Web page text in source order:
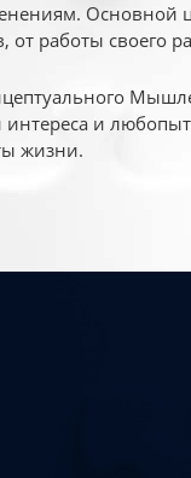
Основной
работы своего
и
жизни.